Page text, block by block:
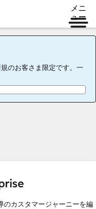
メニ
ュー
のお客さま限定です。一
のカスタマージャーニーを編